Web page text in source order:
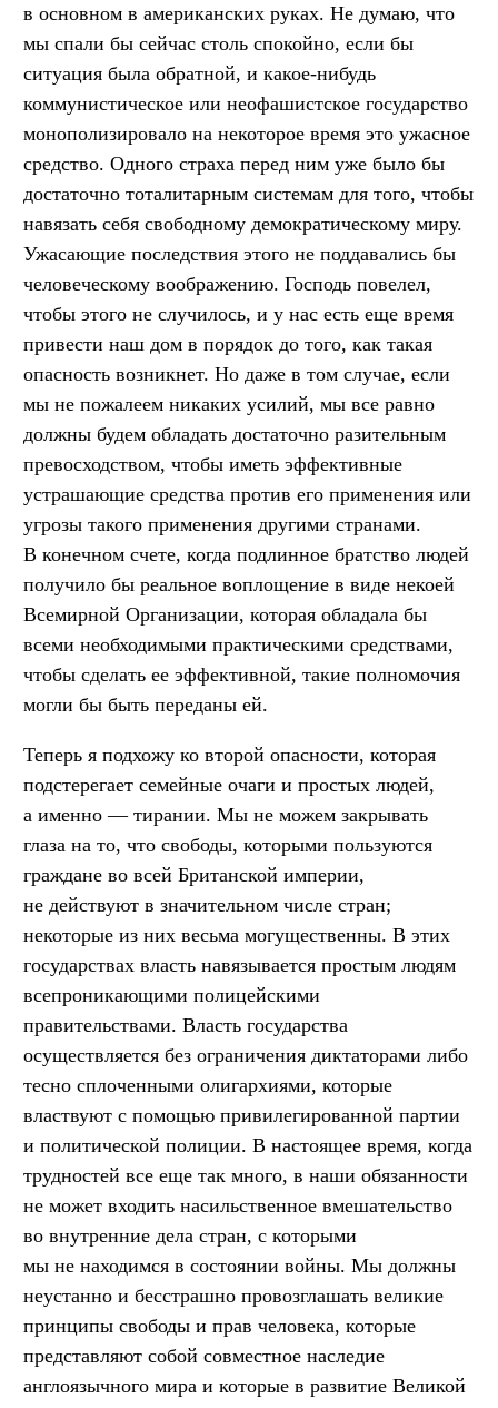
в основном в американских руках. Не думаю, что
мы спали бы сейчас столь спокойно, если бы
ситуация была обратной, и какое-нибудь
коммунистическое или неофашистское государство
монополизировало на некоторое время это ужасное
средство. Одного страха перед ним уже было бы
достаточно тоталитарным системам для того, чтобы
навязать себя свободному демократическому миру.
Ужасающие последствия этого не поддавались бы
человеческому воображению. Господь повелел,
чтобы этого не случилось, и у нас есть еще время
привести наш дом в порядок до того, как такая
опасность возникнет. Но даже в том случае, если
мы не пожалеем никаких усилий, мы все равно
должны будем обладать достаточно разительным
превосходством, чтобы иметь эффективные
устрашающие средства против его применения или
угрозы такого применения другими странами.
В конечном счете, когда подлинное братство людей
получило бы реальное воплощение в виде некоей
Всемирной Организации, которая обладала бы
всеми необходимыми практическими средствами,
чтобы сделать ее эффективной, такие полномочия
могли бы быть переданы ей.
Теперь я подхожу ко второй опасности, которая
подстерегает семейные очаги и простых людей,
а именно — тирании. Мы не можем закрывать
глаза на то, что свободы, которыми пользуются
граждане во всей Британской империи,
не действуют в значительном числе стран;
некоторые из них весьма могущественны. В этих
государствах власть навязывается простым людям
всепроникающими полицейскими
правительствами. Власть государства
осуществляется без ограничения диктаторами либо
тесно сплоченными олигархиями, которые
властвуют с помощью привилегированной партии
и политической полиции. В настоящее время, когда
трудностей все еще так много, в наши обязанности
не может входить насильственное вмешательство
во внутренние дела стран, с которыми
мы не находимся в состоянии войны. Мы должны
неустанно и бесстрашно провозглашать великие
принципы свободы и прав человека, которые
представляют собой совместное наследие
англоязычного мира и которые в развитие Великой